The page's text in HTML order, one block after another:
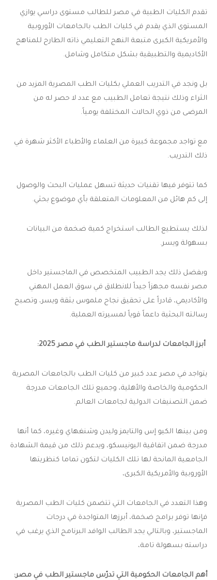
تقدم الكليات الطبية في مصر للطالب مستوى دراسي يوازي
المستوى الذي يقدم في كليات الطب بالجامعات الأوروبية
والأمريكية الكبرى متبعة النهج التعليمي ذاته الطارح للمناهج
الأكاديمية والتطبيقية بشكل متكامل وشامل.
بل ونجد في التدريب العملي بكليات الطب المصرية المزيد من
الثراء وذلك نتيجة تعامل الطبيب مع عدد لا حصر له من
المرضى من ذوي الحالات المختلفة يومياً.
مع تواجد مجموعة كبيرة من العلماء والأطباء الأكثر شهرة في
ذلك التدريب.
كما تتوفر فيها تقنيات حديثة تسهل عمليات البحث والوصول
إلى كم هائل من المعلومات المتعلقة بأي موضوع بحثي.
لذلك يستطيع الطالب استخراج كمية ضخمة من البيانات
بسهولة ويسر.
وبفضل ذلك يجد الطبيب المتخصص في الماجستير داخل
مصر نفسه مجهزاً جيداً للانطلاق في سوق العمل المهني
والأكاديمي، قادراً على تحقيق نجاح ملموس بثقة ويسر، وتصبح
رسالته البحثية داعماً قوياً لمسيرته العملية.
أبرز الجامعات لدراسة ماجستير الطب في مصر 2025:
يتواجد في مصر عدد كبير من كليات الطب بالجامعات المصرية
الحكومية والخاصة والأهلية، وجميع تلك الجامعات مدرجة
ضمن التصنيفات الدولية لجامعات العالم.
ومن بينها الكيو إس والتايمز وليدن وشنغهاي وغيره، كما أنها
مدرجة ضمن اتفاقية اليونيسكو، ويدعم ذلك من قيمة الشهادة
الجامعية المانحة لها تلك الكليات لتكون تماما كنظريتها
الأوروبية والأمريكية الكبرى،
وهذا التعدد في الجامعات التي تتضمن كليات الطب المصرية
فإنها توفر برامج ضخمة، أبرزها المتواجدة في درجات
الماجستير، وبالتالي يجد الطالب الوافد البرنامج الذي يرغب في
دراسته بسهولة تامة،
أهم الجامعات الحكومية التي تدرّس ماجستير الطب في مصر: